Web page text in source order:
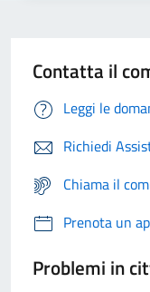
Contatta il
Leggi le
Richiedi
Chiama il
Prenota un
Problemi in